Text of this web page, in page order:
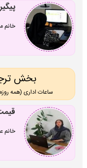
خانم
بخش
ساعات اداری (همه روزه 8 صبح تا 6 عصر، پنج شنبه ها تا 3
خانم